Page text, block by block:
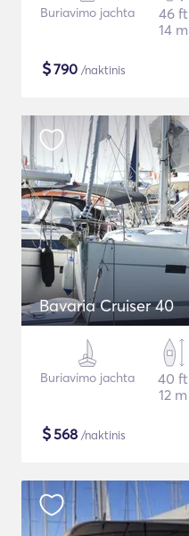
Buriavimo jachta
46 ft
14 m
$790 /naktinis
Bavaria Cruiser 40
Buriavimo jachta
40 ft
12 m
$568 /naktinis